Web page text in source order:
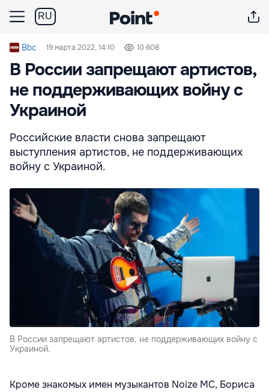
RU
Bbc 19 марта 2022, 14:10 10 608
В России запрещают артистов,
не поддерживающих войну с
Украиной
Российские власти снова запрещают
выступления артистов, не поддерживающих
войну с Украиной.
В России запрещают артистов, не поддерживающих войну с
Украиной.
Кроме знакомых имен музыкантов Noize MC, Бориса